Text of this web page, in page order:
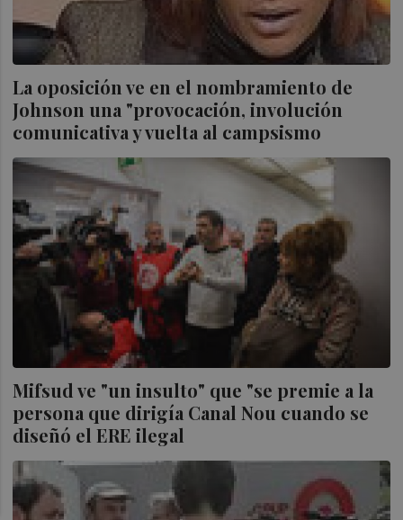
La oposición ve en el nombramiento de
Johnson una "provocación, involución
comunicativa y vuelta al campsismo
Mifsud ve "un insulto" que "se premie a la
persona que dirigía Canal Nou cuando se
diseñó el ERE ilegal